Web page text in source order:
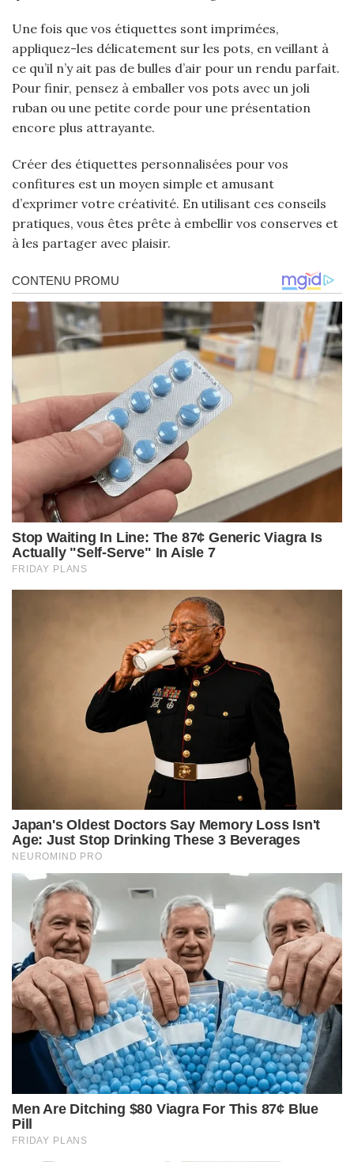
Une fois que vos étiquettes sont imprimées,
appliquez-les délicatement sur les pots, en veillant à
ce qu’il n’y ait pas de bulles d’air pour un rendu parfait.
Pour finir, pensez à emballer vos pots avec un joli
ruban ou une petite corde pour une présentation
encore plus attrayante.
Créer des étiquettes personnalisées pour vos
confitures est un moyen simple et amusant
d’exprimer votre créativité. En utilisant ces conseils
pratiques, vous êtes prête à embellir vos conserves et
à les partager avec plaisir.